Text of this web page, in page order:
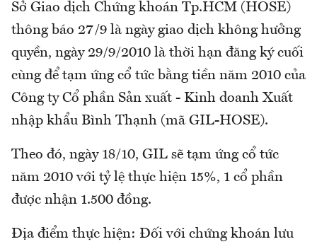
Sở Giao dịch Chứng khoán Tp.HCM (HOSE)
thông báo 27/9 là ngày giao dịch không hưởng
quyền, ngày 29/9/2010 là thời hạn đăng ký cuối
cùng để tạm ứng cổ tức bằng tiền năm 2010 của
Công ty Cổ phần Sản xuất - Kinh doanh Xuất
nhập khẩu Bình Thạnh (mã GIL-HOSE).
Theo đó, ngày 18/10, GIL sẽ tạm ứng cổ tức
năm 2010 với tỷ lệ thực hiện 15%, 1 cổ phần
được nhận 1.500 đồng.
Địa điểm thực hiện: Đối với chứng khoán lưu